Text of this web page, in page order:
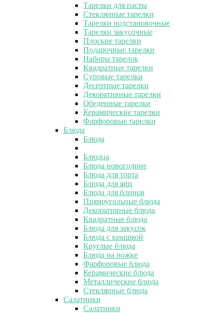
Тарелки для пасты
Стеклянные тарелки
Тарелки подстановочные
Тарелки закусочные
Плоские тарелки
Подарочные тарелки
Наборы тарелок
Квадратные тарелки
Суповые тарелки
Десертные тарелки
Декоративные тарелки
Обеденные тарелки
Керамические тарелки
Фарфоровые тарелки
Блюда
Блюда
Блюдца
Блюда новогодние
Блюда для торта
Блюда для яиц
Блюда для блинов
Прямоугольные блюда
Декоративные блюда
Квадратные блюда
Блюда для закусок
Блюда с крышкой
Круглые блюда
Блюда на ножке
Фарфоровые блюда
Керамические блюда
Металлические блюда
Стеклянные блюда
Салатники
Салатники